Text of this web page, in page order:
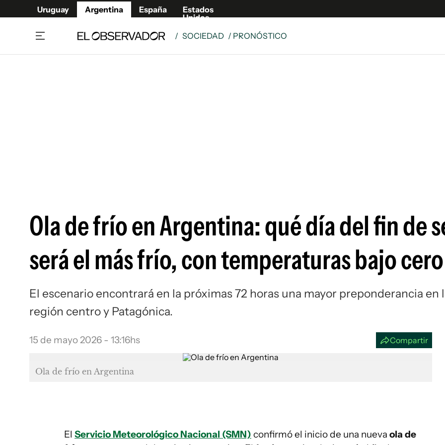
Uruguay Argentina España
Estados
Unidos
/ SOCIEDAD / PRONÓSTICO
Ola de frío en Argentina: qué día del fin de
será el más frío, con temperaturas bajo cero
El escenario encontrará en la próximas 72 horas una mayor preponderancia en
región centro y Patagónica.
15 de mayo 2026 - 13:16hs Compartir
Ola de frío en Argentina
El Servicio Meteorológico Nacional (SMN) confirmó el inicio de una nueva ola de